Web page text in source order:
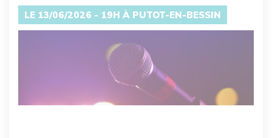
LE 13/06/2026 - 19H À PUTOT-EN-BESSIN